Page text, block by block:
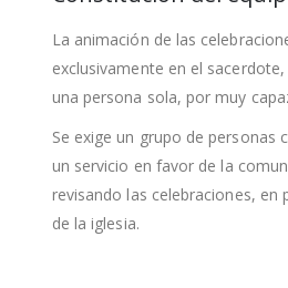
La animación de las
exclusivamente en el
una persona sola, por muy
Se exige un grupo de personas
un servicio en favor de la
revisando las celebraciones,
de la iglesia.